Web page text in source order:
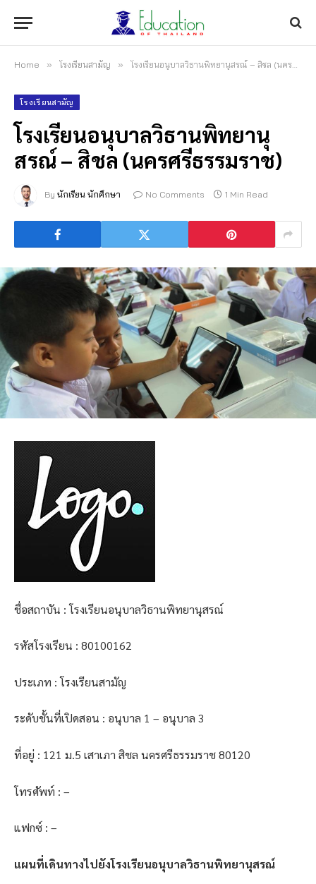
Home » โรงเรียนสามัญ » โรงเรียนอนุบาลวิธานพิทยานุสรณ์ – สิชล (นครศรีธรรมราช)
โรงเรียนสามัญ
โรงเรียนอนุบาลวิธานพิทยานุ
สรณ์ – สิชล (นครศรีธรรมราช)
By นักเรียน นักศึกษา No Comments 1 Min Read
ชื่อสถาบัน : โรงเรียนอนุบาลวิธานพิทยานุสรณ์
รหัสโรงเรียน : 80100162
ประเภท : โรงเรียนสามัญ
ระดับชั้นที่เปิดสอน : อนุบาล 1 – อนุบาล 3
ที่อยู่ : 121 ม.5 เสาเภา สิชล นครศรีธรรมราช 80120
โทรศัพท์ : –
แฟกซ์ : –
แผนที่เดินทางไปยังโรงเรียนอนุบาลวิธานพิทยานุสรณ์